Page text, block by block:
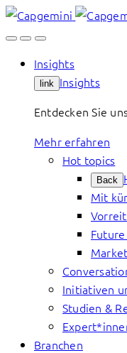
Skip
to
Insights
link Insights
Entdecken Sie
Mehr erfahren
Hot topics
Back
Mit
Initiativen
Studien &
Branchen